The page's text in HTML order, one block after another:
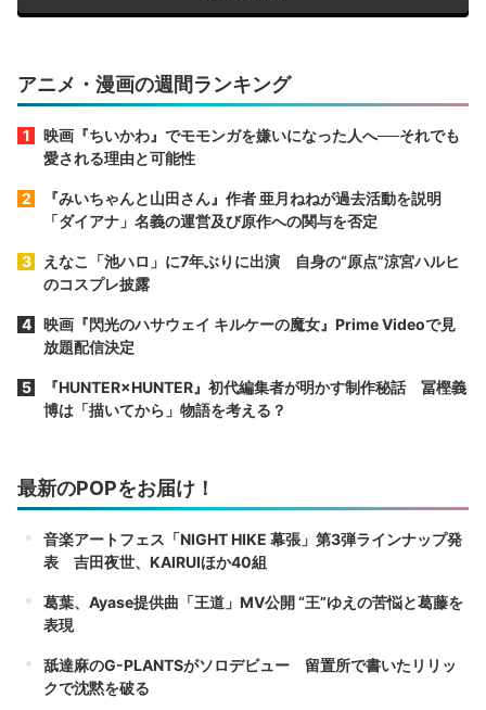
アニメ・漫画の週間ランキング
映画『ちいかわ』でモモンガを嫌いになった人へ──それでも
愛される理由と可能性
『みいちゃんと山田さん』作者 亜月ねねが過去活動を説明
「ダイアナ」名義の運営及び原作への関与を否定
えなこ「池ハロ」に7年ぶりに出演 自身の“原点”涼宮ハルヒ
のコスプレ披露
映画『閃光のハサウェイ キルケーの魔女』Prime Videoで見
放題配信決定
『HUNTER×HUNTER』初代編集者が明かす制作秘話 冨樫義
博は「描いてから」物語を考える？
最新のPOPをお届け！
音楽アートフェス「NIGHT HIKE 幕張」第3弾ラインナップ発
表 吉田夜世、KAIRUIほか40組
葛葉、Ayase提供曲「王道」MV公開 “王”ゆえの苦悩と葛藤を
表現
舐達麻のG-PLANTSがソロデビュー 留置所で書いたリリッ
クで沈黙を破る